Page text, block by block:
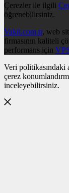
Çerezler ile ilgili
öğrenebilirsiniz.
Vakit.com.tr, web
firmasının kaliteli
performans için
Veri politikasındaki
çerez
inceleyebilirsiniz.